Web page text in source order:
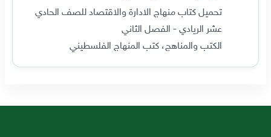
تحميل كتاب منهاج الادارة والاقتصاد للصف الحادي
عشر الريادي - الفصل الثاني
الكتب والمناهج، كتب المنهاج الفلسطيني